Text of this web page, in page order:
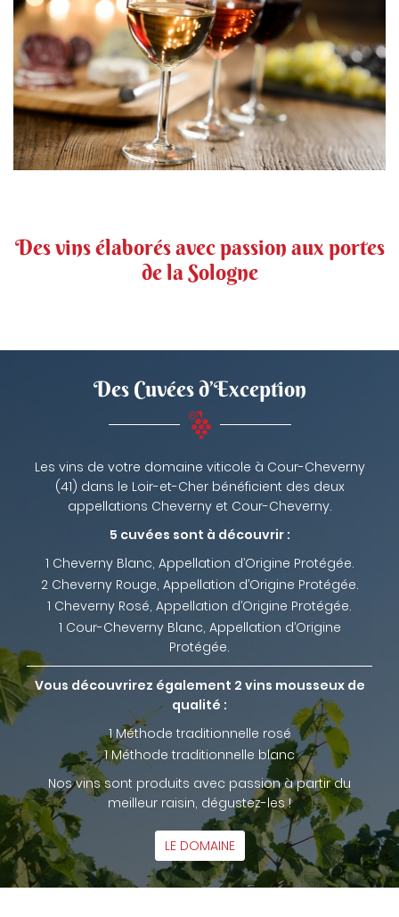
Des vins élaborésavec passion aux portes
de la Sologne
Des Cuvées d’Exception
Les vins de votre domaine viticole à Cour-Cheverny
(41) dans le Loir-et-Cher bénéficient des deux
appellations Cheverny et Cour-Cheverny.
5 cuvées sont à découvrir :
1 Cheverny Blanc, Appellation d’Origine Protégée.
2 Cheverny Rouge, Appellation d’Origine Protégée.
1 Cheverny Rosé, Appellation d’Origine Protégée.
1 Cour-Cheverny Blanc, Appellation d’Origine
Protégée.
Vous découvrirez également 2 vins mousseux de
qualité :
1 Méthode traditionnelle rosé
1 Méthode traditionnelle blanc
Nos vins sont produits avec passion à partir du
meilleur raisin, dégustez-les !
LE DOMAINE